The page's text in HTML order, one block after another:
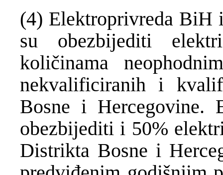
(4) Elektroprivreda BiH
su obezbijediti
količinama
nekvalificiranih i
Bosne i Hercegovine.
obezbijediti i 50%
Distrikta Bosne i